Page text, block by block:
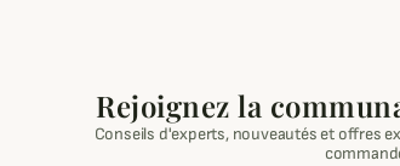
Rejoignez la
Conseils d'experts, nouveautés et offres